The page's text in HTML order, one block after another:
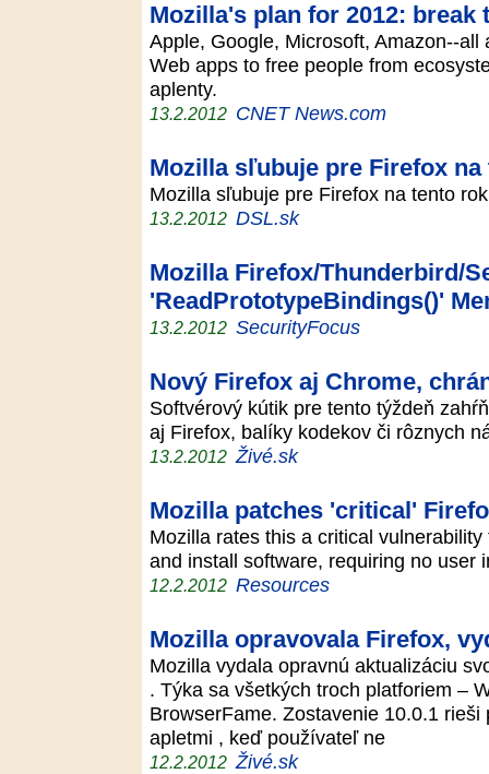
Mozilla's plan for 2012: break
Apple, Google, Microsoft, Amazon--
Web apps to free people from
aplenty.
13.2.2012 CNET News.com
Mozilla sľubuje pre Firefox
Mozilla sľubuje pre Firefox na tento
13.2.2012 DSL.sk
Mozilla Firefox/Thunderbird/
'ReadPrototypeBindings()'
13.2.2012 SecurityFocus
Nový Firefox aj Chrome,
Softvérový kútik pre tento týždeň
aj Firefox, balíky kodekov či rôznych
13.2.2012 Živé.sk
Mozilla patches 'critical'
Mozilla rates this a critical
and install software, requiring no
12.2.2012 Resources
Mozilla opravovala Firefox,
Mozilla vydala opravnú aktualizáciu
. Týka sa všetkých troch platforiem –
BrowserFame. Zostavenie 10.0.1
apletmi , keď používateľ ne
12.2.2012 Živé.sk